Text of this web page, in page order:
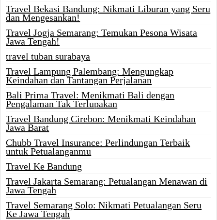
Travel Bekasi Bandung: Nikmati Liburan yang Seru
dan Mengesankan!
Travel Jogja Semarang: Temukan Pesona Wisata
Jawa Tengah!
travel tuban surabaya
Travel Lampung Palembang: Mengungkap
Keindahan dan Tantangan Perjalanan
Bali Prima Travel: Menikmati Bali dengan
Pengalaman Tak Terlupakan
Travel Bandung Cirebon: Menikmati Keindahan
Jawa Barat
Chubb Travel Insurance: Perlindungan Terbaik
untuk Petualanganmu
Travel Ke Bandung
Travel Jakarta Semarang: Petualangan Menawan di
Jawa Tengah
Travel Semarang Solo: Nikmati Petualangan Seru
Ke Jawa Tengah